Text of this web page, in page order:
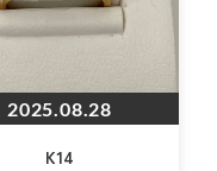
2025.08.28
K14